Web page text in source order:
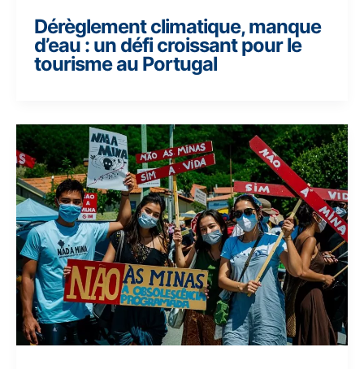
Dérèglement climatique, manque
d’eau : un défi croissant pour le
tourisme au Portugal